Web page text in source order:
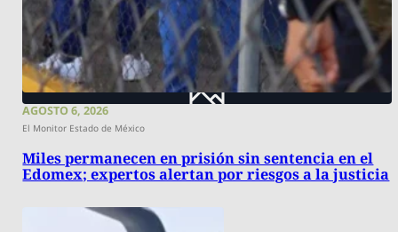
AGOSTO 6, 2026
El Monitor Estado de México
Miles permanecen en prisión sin sentencia en el
Edomex; expertos alertan por riesgos a la justicia